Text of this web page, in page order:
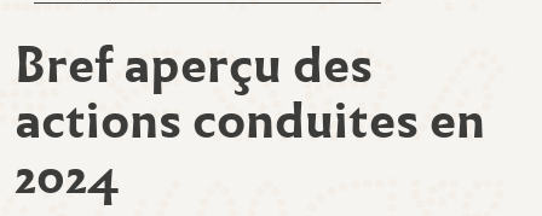
Bref aperçu des
actions conduites en
2024